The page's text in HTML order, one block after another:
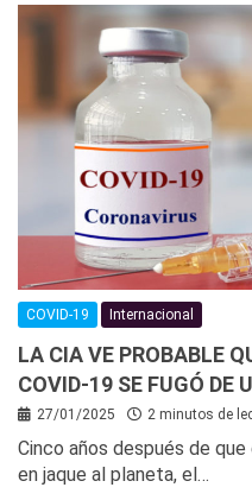
COVID-19 Internacional
LA CIA VE PROBABLE
COVID-19 SE FUGÓ DE
27/01/2025 2 minutos de
Cinco años después de
en jaque al planeta, el…